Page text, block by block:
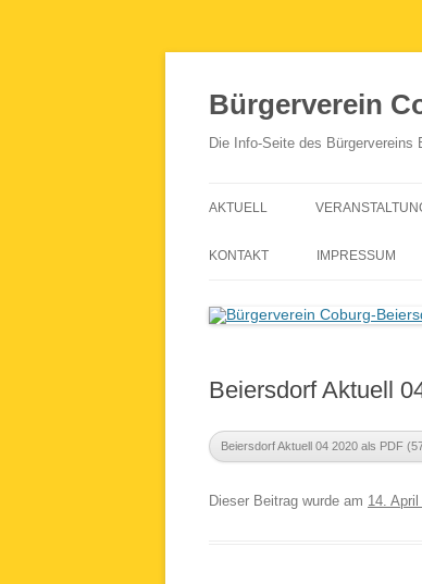
Bürgerverein
Die Info-Seite des Bürgervereins
AKTUELL
KONTAKT IMPRESSUM
Beiersdorf Aktuell
Beiersdorf Aktuell 04 2020 als PDF
Dieser Beitrag wurde am 14.